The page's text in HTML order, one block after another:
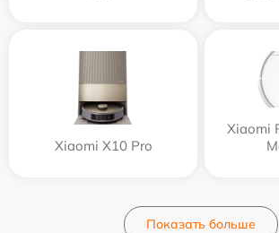
Xiaomi X10 Pro
Xiaomi
Показать больше